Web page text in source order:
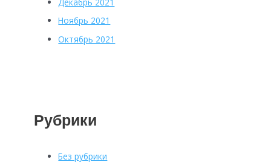
Ноябрь 2021
Октябрь 2021
Рубрики
Без рубрики